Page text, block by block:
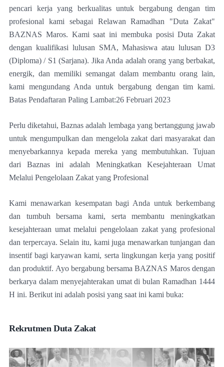
pencari kerja yang berkualitas untuk bergabung dengan tim
profesional kami sebagai Relawan Ramadhan "Duta Zakat"
BAZNAS Maros. Kami saat ini membuka posisi Duta Zakat
dengan kualifikasi lulusan SMA, Mahasiswa atau lulusan D3
(Diploma) / S1 (Sarjana). Jika Anda adalah orang yang berbakat,
energik, dan memiliki semangat dalam membantu orang lain,
kami mengundang Anda untuk bergabung dengan tim kami.
Batas Pendaftaran Paling Lambat:26 Februari 2023
Perlu diketahui, Baznas adalah lembaga yang bertanggung jawab
untuk mengumpulkan dan mengelola zakat dari masyarakat dan
menyebarkannya kepada mereka yang membutuhkan. Tujuan
dari Baznas ini adalah Meningkatkan Kesejahteraan Umat
Melalui Pengelolaan Zakat yang Profesional
Kami menawarkan kesempatan bagi Anda untuk berkembang
dan tumbuh bersama kami, serta membantu meningkatkan
kesejahteraan umat melalui pengelolaan zakat yang profesional
dan terpercaya. Selain itu, kami juga menawarkan tunjangan dan
insentif bagi karyawan kami, serta lingkungan kerja yang positif
dan produktif. Ayo bergabung bersama BAZNAS Maros dengan
berkarya dalam menyejahterakan umat di bulan Ramadhan 1444
H ini. Berikut ini adalah posisi yang saat ini kami buka:
Rekrutmen Duta Zakat